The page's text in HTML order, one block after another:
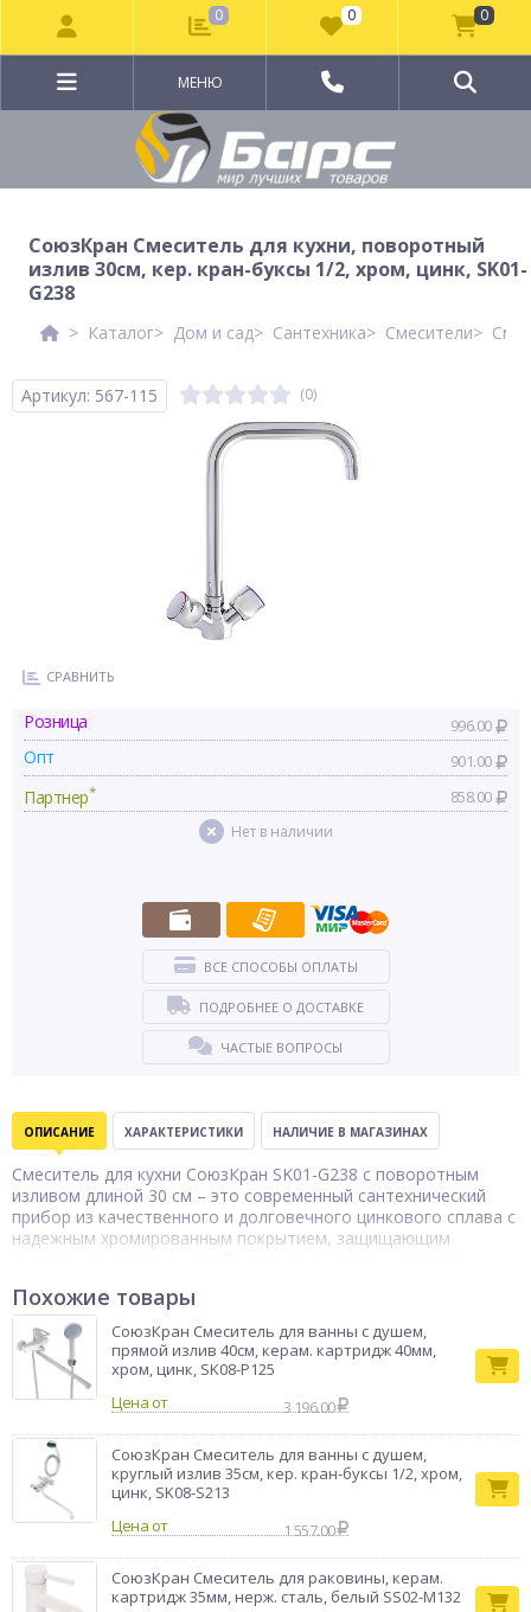
МЕНЮ
СоюзКран Смеситель для кухни, поворотный
излив 30см, кер. кран-буксы 1/2, хром, цинк, SK01-
G238
Каталог Дом и сад Сантехника Смесители
Артикул: 567-115 (0)
СРАВНИТЬ
Розница 996.00
Опт 901.00
Партнер* 858.00
Нет в наличии
ВСЕ СПОСОБЫ ОПЛАТЫ
ПОДРОБНЕЕ О ДОСТАВКЕ
ЧАСТЫЕ ВОПРОСЫ
ОПИСАНИЕ ХАРАКТЕРИСТИКИ НАЛИЧИЕ В МАГАЗИНАХ
Смеситель для кухни СоюзКран SK01-G238 с поворотным
изливом длиной 30 см – это современный сантехнический
прибор из качественного и долговечного цинкового сплава с
надежным хромированным покрытием, защищающим
посуды и продуктов комфортным и уменьшает вероятность
разбрызгивания воды за пределы раковины. Смеситель
оснащен надежными керамическими кран-буксами 1/2,
которые позволяют быстро настроить нужную температуру
и напор воды.
Тип товара
Смеситель для
кухни
Бренд
СоюзКран
Похожие товары
СоюзКран Смеситель для ванны с душем,
прямой излив 40см, керам. картридж 40мм,
хром, цинк, SK08-P125
Цена от
3 196.00
СоюзКран Смеситель для ванны с душем,
круглый излив 35см, кер. кран-буксы 1/2, хром,
цинк, SK08-S213
Цена от
1 557.00
СоюзКран Смеситель для раковины, керам.
картридж 35мм, нерж. сталь, белый SS02-M132
0 0 0